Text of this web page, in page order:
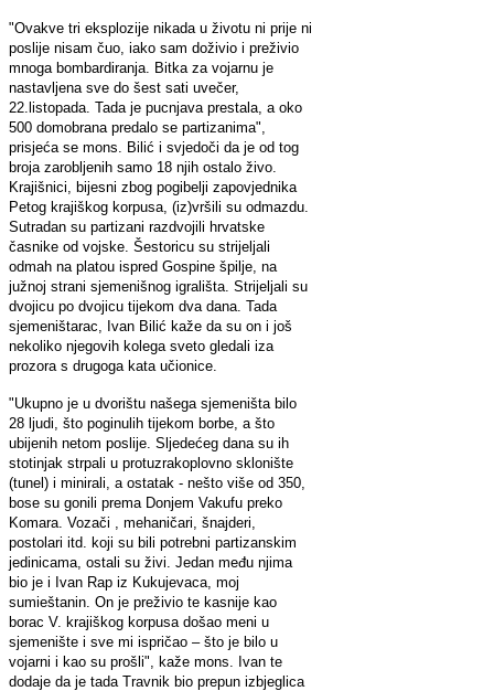
"Ovakve tri eksplozije nikada u životu ni prije ni
poslije nisam čuo, iako sam doživio i preživio
mnoga bombardiranja. Bitka za vojarnu je
nastavljena sve do šest sati uvečer,
22.listopada. Tada je pucnjava prestala, a oko
500 domobrana predalo se partizanima",
prisjeća se mons. Bilić i svjedoči da je od tog
broja zarobljenih samo 18 njih ostalo živo.
Krajišnici, bijesni zbog pogibelji zapovjednika
Petog krajiškog korpusa, (iz)vršili su odmazdu.
Sutradan su partizani razdvojili hrvatske
časnike od vojske. Šestoricu su strijeljali
odmah na platou ispred Gospine špilje, na
južnoj strani sjemenišnog igrališta. Strijeljali su
dvojicu po dvojicu tijekom dva dana. Tada
sjemeništarac, Ivan Bilić kaže da su on i još
nekoliko njegovih kolega sveto gledali iza
prozora s drugoga kata učionice.
"Ukupno je u dvorištu našega sjemeništa bilo
28 ljudi, što poginulih tijekom borbe, a što
ubijenih netom poslije. Sljedećeg dana su ih
stotinjak strpali u protuzrakoplovno sklonište
(tunel) i minirali, a ostatak - nešto više od 350,
bose su gonili prema Donjem Vakufu preko
Komara. Vozači , mehaničari, šnajderi,
postolari itd. koji su bili potrebni partizanskim
jedinicama, ostali su živi. Jedan među njima
bio je i Ivan Rap iz Kukujevaca, moj
sumieštanin. On je preživio te kasnije kao
borac V. krajiškog korpusa došao meni u
sjemenište i sve mi ispričao – što je bilo u
vojarni i kao su prošli", kaže mons. Ivan te
dodaje da je tada Travnik bio prepun izbjeglica